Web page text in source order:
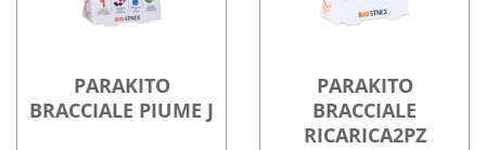
PARAKITO
BRACCIALE PIUME J
PARAKITO
BRACCIALE
RICARICA2PZ